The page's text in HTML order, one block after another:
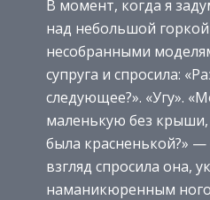
В момент, когда я
над небольшой
несобранными
супруга и спросила:
следующее?». «Угу».
маленькую без
была красненькой?»
взгляд спросила она,
наманикюренным